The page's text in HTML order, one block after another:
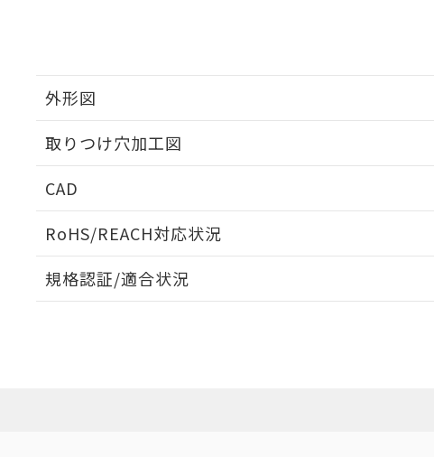
外形図
取りつけ穴加工図
CAD
RoHS/REACH対応状況
EU RoHS 注意事項・凡例
規格認証/適合状況